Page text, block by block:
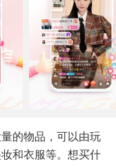
的物品，可以由玩
和衣服等。想买什